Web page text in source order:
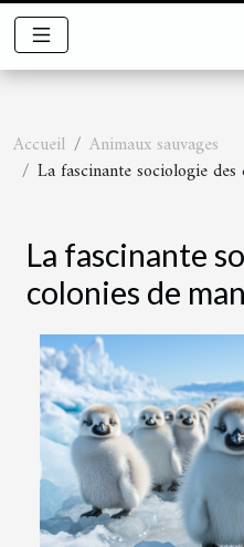
Accueil
Animaux sauvages
La fascinante sociologie
La fascinante
colonies de